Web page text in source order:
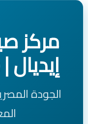
مركز
إيديال | Ideal Service
الجودة